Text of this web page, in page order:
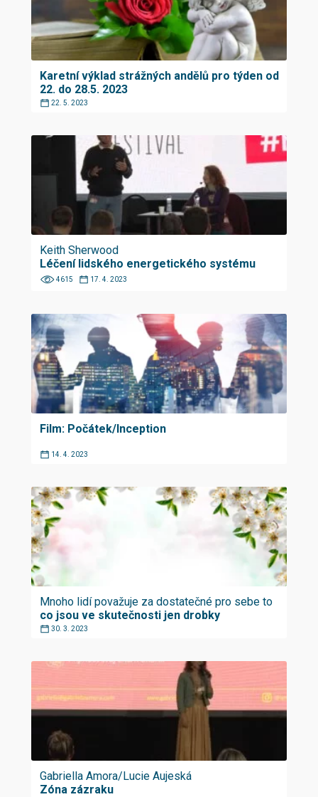
Karetní výklad strážných andělů pro týden od
22. do 28.5. 2023
22. 5. 2023
Keith Sherwood
Léčení lidského energetického systému
4615 17. 4. 2023
Film: Počátek/Inception
14. 4. 2023
Mnoho lidí považuje za dostatečné pro sebe to
co jsou ve skutečnosti jen drobky
30. 3. 2023
Gabriella Amora/Lucie Aujeská
Zóna zázraku